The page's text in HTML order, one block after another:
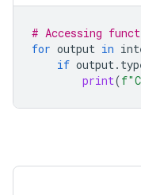
# Accessing
for output in
if output.
print(f